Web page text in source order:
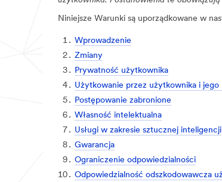
Niniejsze Warunki są uporządkowane w
Wprowadzenie
Zmiany
Prywatność użytkownika
Użytkowanie przez użytkownika i jego
Postępowanie zabronione
Własność intelektualna
Usługi w zakresie sztucznej inteligencji
Gwarancja
Ograniczenie odpowiedzialności
Odpowiedzialność odszkodowawcza